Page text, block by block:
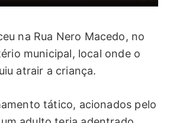
na Rua Nero Macedo, no
municipal, local onde o
atrair a criança.
tático, acionados pelo